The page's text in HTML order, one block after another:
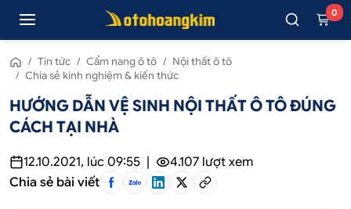
0
/ Tin tức / Cẩm nang ô tô / Nội thất ô tô
/ Chia sẻ kinh nghiệm & kiến thức
HƯỚNG DẪN VỆ SINH NỘI THẤT Ô TÔ ĐÚNG
CÁCH TẠI NHÀ
12.10.2021, lúc 09:55 4.107 lượt xem
Chia sẻ bài viết